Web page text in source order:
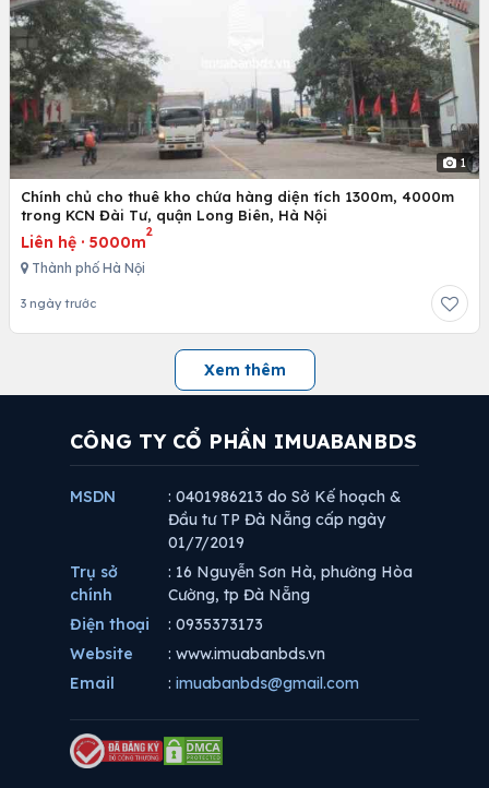
1
Chính chủ cho thuê kho chứa hàng diện tích 1300m, 4000m
trong KCN Đài Tư, quận Long Biên, Hà Nội
Liên hệ · 5000m
2
Thành phố Hà Nội
3 ngày trước
Xem thêm
CÔNG TY CỔ PHẦN IMUABANBDS
MSDN
: 0401986213 do Sở Kế hoạch &
Đầu tư TP Đà Nẵng cấp ngày
01/7/2019
Trụ sở
chính
: 16 Nguyễn Sơn Hà, phường Hòa
Cường, tp Đà Nẵng
Điện thoại
: 0935373173
Website
: www.imuabanbds.vn
Email
: imuabanbds@gmail.com